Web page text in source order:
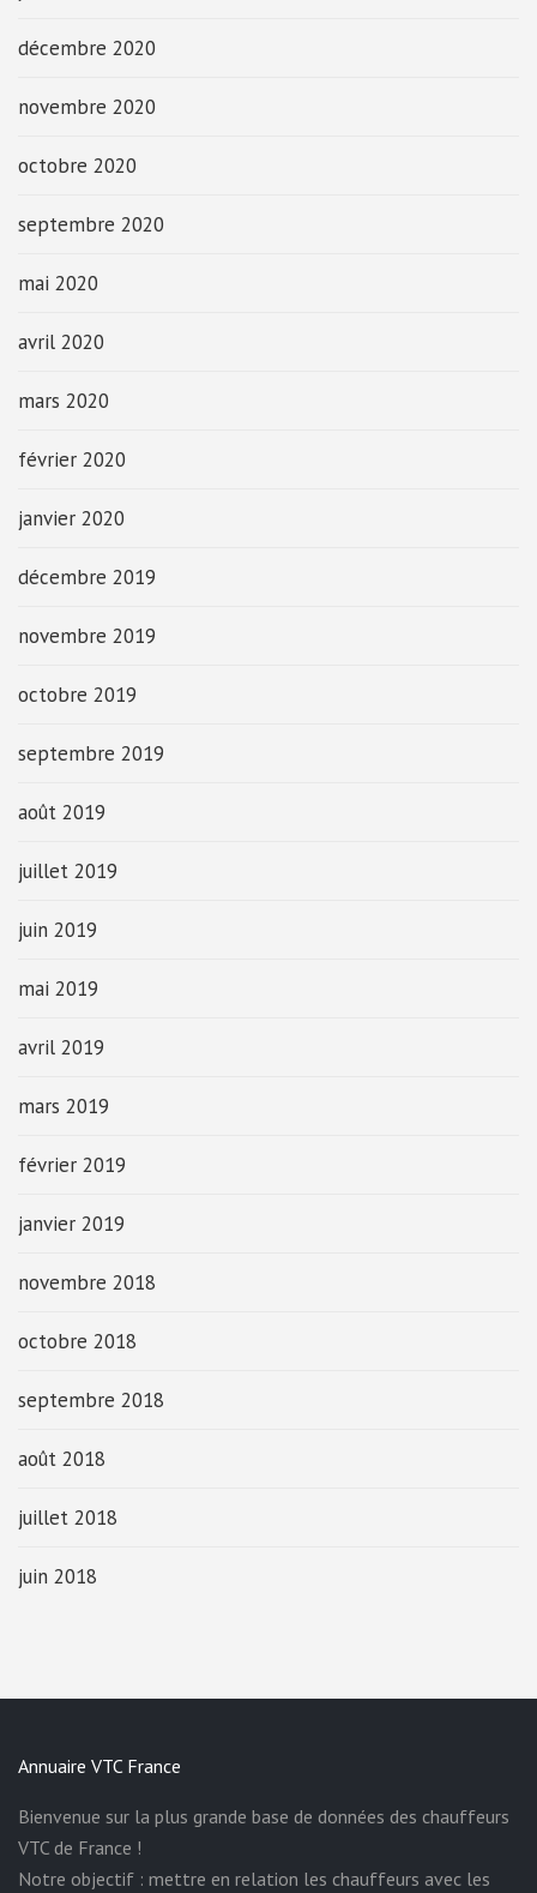
décembre 2020
novembre 2020
octobre 2020
septembre 2020
mai 2020
avril 2020
mars 2020
février 2020
janvier 2020
décembre 2019
novembre 2019
octobre 2019
septembre 2019
août 2019
juillet 2019
juin 2019
mai 2019
avril 2019
mars 2019
février 2019
janvier 2019
novembre 2018
octobre 2018
septembre 2018
août 2018
juillet 2018
juin 2018
Annuaire VTC France
Bienvenue sur la plus grande base de données des chauffeurs
VTC de France !
Notre objectif : mettre en relation les chauffeurs avec les